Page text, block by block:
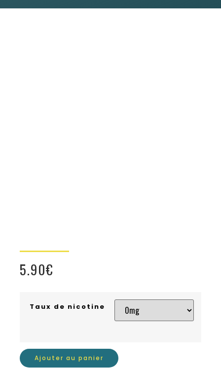
5.90€
Taux de nicotine
Ajouter au panier